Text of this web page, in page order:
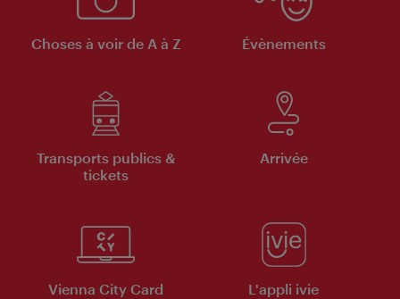
Choses à voir de A à Z Évènements
Transports publics &
tickets
Arrivée
Vienna City Card L'appli ivie